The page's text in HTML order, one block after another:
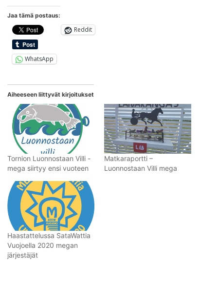
Jaa tämä postaus:
Reddit
WhatsApp
Aiheeseen liittyvät kirjoitukset
Tornion Luonnostaan Villi -
mega siirtyy ensi vuoteen
Matkaraportti –
Luonnostaan Villi mega
Haastattelussa SataWattia
Vuojoella 2020 megan
järjestäjät